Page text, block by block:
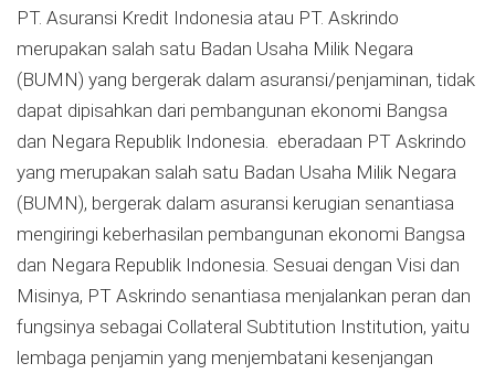
PT. Asuransi Kredit Indonesia atau PT. Askrindo
merupakan salah satu Badan Usaha Milik Negara
(BUMN) yang bergerak dalam asuransi/penjaminan, tidak
dapat dipisahkan dari pembangunan ekonomi Bangsa
dan Negara Republik Indonesia. eberadaan PT Askrindo
yang merupakan salah satu Badan Usaha Milik Negara
(BUMN), bergerak dalam asuransi kerugian senantiasa
mengiringi keberhasilan pembangunan ekonomi Bangsa
dan Negara Republik Indonesia. Sesuai dengan Visi dan
Misinya, PT Askrindo senantiasa menjalankan peran dan
fungsinya sebagai Collateral Subtitution Institution, yaitu
lembaga penjamin yang menjembatani kesenjangan